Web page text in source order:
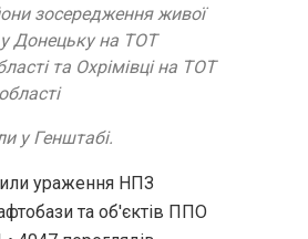
зосередження живої
Донецьку на ТОТ
та Охрімівці на ТОТ
у Генштабі.
ураження НПЗ
та об'єктів ППО